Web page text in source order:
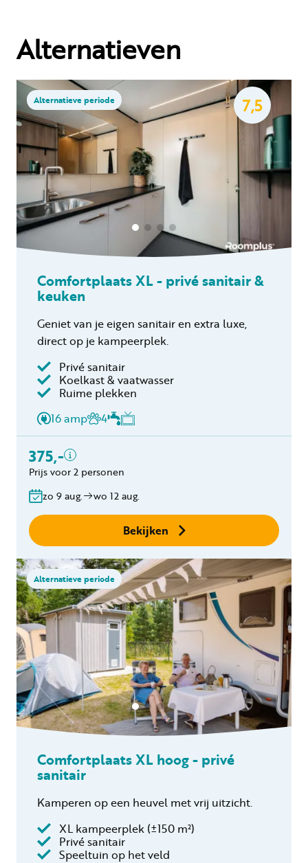
Gastinformatie
Werken bij
Mijn Samoza
7,5
Alternatieve periode
Comfortplaats XL - privé sanitair &
keuken
Geniet van je eigen sanitair en extra luxe,
direct op je kampeerplek.
Privé sanitair
Koelkast & vaatwasser
Ruime plekken
16 amp
4
375,-
Inclusief
2 personen
Privé sanitair
Verblijfskosten
€20,-
Gratis annuleren
binnen 24 uur
Geen boekingskosten
Prijs voor 2 personen
zo 9 aug. wo 12 aug.
Bekijken
Alternatieve periode
Comfortplaats XL hoog - privé
sanitair
Kamperen op een heuvel met vrij uitzicht.
XL kampeerplek (±150 m²)
Privé sanitair
Speeltuin op het veld
Inclusief
Alternatieven